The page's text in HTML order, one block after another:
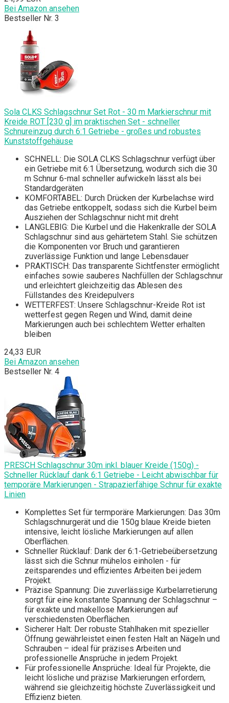
Bei Amazon ansehen
Bestseller Nr. 3
Sola CLKS Schlagschnur Set Rot - 30 m Markierschnur mit
Kreide ROT [230 g] im praktischen Set - schneller
Schnureinzug durch 6:1 Getriebe - großes und robustes
Kunststoffgehäuse
SCHNELL: Die SOLA CLKS Schlagschnur verfügt über
ein Getriebe mit 6:1 Übersetzung, wodurch sich die 30
m Schnur 6-mal schneller aufwickeln lässt als bei
Standardgeräten
KOMFORTABEL: Durch Drücken der Kurbelachse wird
das Getriebe entkoppelt, sodass sich die Kurbel beim
Ausziehen der Schlagschnur nicht mit dreht
LANGLEBIG: Die Kurbel und die Hakenkralle der SOLA
Schlagschnur sind aus gehärtetem Stahl. Sie schützen
die Komponenten vor Bruch und garantieren
zuverlässige Funktion und lange Lebensdauer
PRAKTISCH: Das transparente Sichtfenster ermöglicht
einfaches sowie sauberes Nachfüllen der Schlagschnur
und erleichtert gleichzeitig das Ablesen des
Füllstandes des Kreidepulvers
WETTERFEST: Unsere Schlagschnur-Kreide Rot ist
wetterfest gegen Regen und Wind, damit deine
Markierungen auch bei schlechtem Wetter erhalten
bleiben
24,33 EUR
Bei Amazon ansehen
Bestseller Nr. 4
PRESCH Schlagschnur 30m inkl. blauer Kreide (150g) -
Schneller Rücklauf dank 6:1 Getriebe - Leicht abwischbar für
temporäre Markierungen - Strapazierfähige Schnur für exakte
Linien
Komplettes Set für termporäre Markierungen: Das 30m
Schlagschnurgerät und die 150g blaue Kreide bieten
intensive, leicht lösliche Markierungen auf allen
Oberflächen.
Schneller Rücklauf: Dank der 6:1-Getriebeübersetzung
lässt sich die Schnur mühelos einholen - für
zeitsparendes und effizientes Arbeiten bei jedem
Projekt.
Präzise Spannung: Die zuverlässige Kurbelarretierung
sorgt für eine konstante Spannung der Schlagschnur –
für exakte und makellose Markierungen auf
verschiedensten Oberflächen.
Sicherer Halt: Der robuste Stahlhaken mit spezieller
Öffnung gewährleistet einen festen Halt an Nägeln und
Schrauben – ideal für präzises Arbeiten und
professionelle Ansprüche in jedem Projekt.
Für professionelle Ansprüche: Ideal für Projekte, die
leicht lösliche und präzise Markierungen erfordern,
während sie gleichzeitig höchste Zuverlässigkeit und
Effizienz bieten.